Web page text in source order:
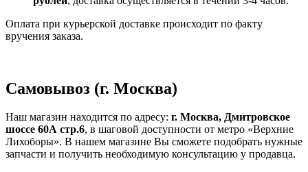
Оплата при курьерской доставке происходит по факту
вручения заказа.
Самовывоз (г. Москва)
Наш магазин находится по адресу: г. Москва, Дмитровское
шоссе 60А стр.6, в шаговой доступности от метро «Верхние
Лихоборы». В нашем магазине Вы сможете подобрать нужные
запчасти и получить необходимую консультацию у продавца.